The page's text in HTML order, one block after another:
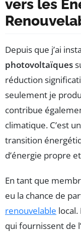
vers les
Depuis que j’ai
photovoltaïques
réduction
seulement je
contribue
climatique. C’est
transition
d’énergie propre
En tant que
eu la chance de
renouvelable
qui fournissent de